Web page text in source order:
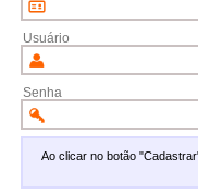
Usuário
Senha
Ao clicar no botão